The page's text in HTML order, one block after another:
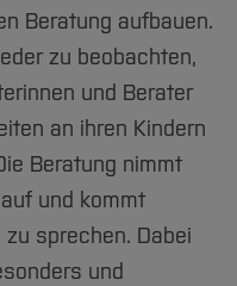
Beratung aufbauen.
zu beobachten,
und Berater
an ihren Kindern
Beratung nimmt
und kommt
sprechen. Dabei
und